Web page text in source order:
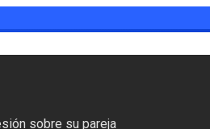
sobre su pareja